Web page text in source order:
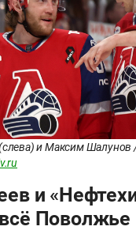
и Максим Шалунов
и
Поволжье